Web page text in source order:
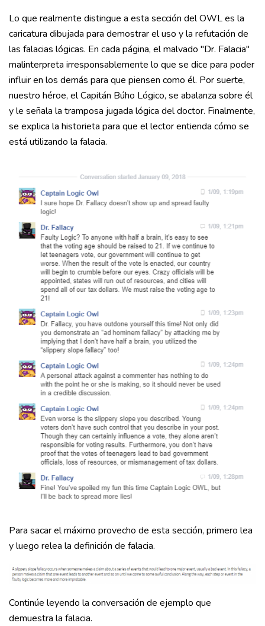
Lo que realmente distingue a esta sección del OWL es la
caricatura dibujada para demostrar el uso y la refutación de
las falacias lógicas. En cada página, el malvado "Dr. Falacia"
malinterpreta irresponsablemente lo que se dice para poder
influir en los demás para que piensen como él. Por suerte,
nuestro héroe, el Capitán Búho Lógico, se abalanza sobre él
y le señala la tramposa jugada lógica del doctor. Finalmente,
se explica la historieta para que el lector entienda cómo se
está utilizando la falacia.
Para sacar el máximo provecho de esta sección, primero lea
y luego relea la definición de falacia.
Continúe leyendo la conversación de ejemplo que
demuestra la falacia.